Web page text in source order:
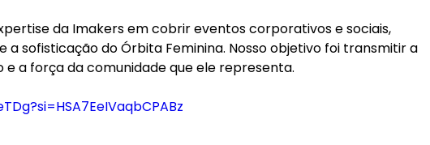
da Imakers em cobrir eventos corporativos e sociais,
a sofisticação do Órbita Feminina. Nosso objetivo foi transmitir a
a força da comunidade que ele representa.